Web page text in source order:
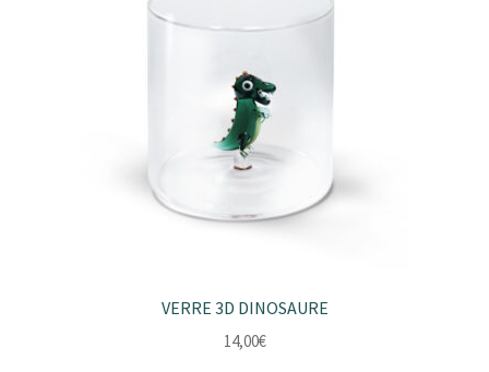
VERRE 3D DINOSAURE
14,00€